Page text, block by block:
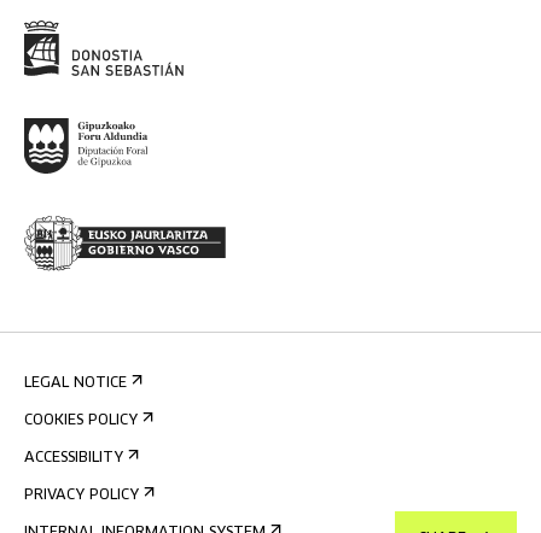
LEGAL NOTICE
COOKIES POLICY
ACCESSIBILITY
PRIVACY POLICY